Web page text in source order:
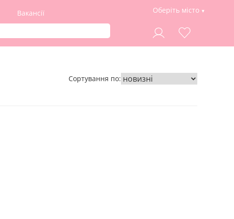
Вакансії Оберіть місто
Сортування по: